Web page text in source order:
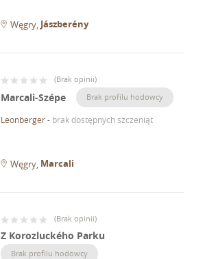
Węgry Jászberény
(Brak opinii)
Marcali-Szépe Brak profilu hodowcy
Leonberger- brak dostępnych szczeniąt
Węgry Marcali
(Brak opinii)
Z Korozluckého Parku
Brak profilu hodowcy